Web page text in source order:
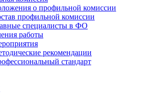
о профильной комиссии
профильной комиссии
специалисты в ФО
работы
рекомендации
стандарт